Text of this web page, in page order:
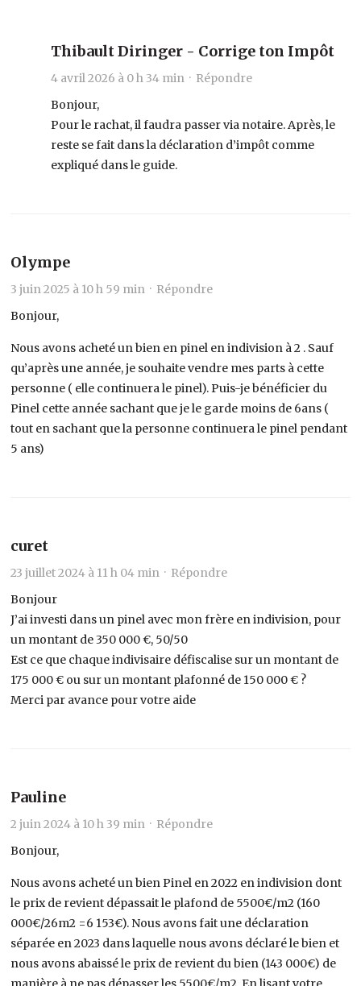
Thibault Diringer - Corrige ton Impôt
4 avril 2026 à 0 h 34 min · Répondre
Bonjour,
Pour le rachat, il faudra passer via notaire. Après, le
reste se fait dans la déclaration d’impôt comme
expliqué dans le guide.
Olympe
3 juin 2025 à 10 h 59 min · Répondre
Bonjour,
Nous avons acheté un bien en pinel en indivision à 2 . Sauf
qu’après une année, je souhaite vendre mes parts à cette
personne ( elle continuera le pinel). Puis-je bénéficier du
Pinel cette année sachant que je le garde moins de 6ans (
tout en sachant que la personne continuera le pinel pendant
5 ans)
curet
23 juillet 2024 à 11 h 04 min · Répondre
Bonjour
J’ai investi dans un pinel avec mon frère en indivision, pour
un montant de 350 000 €, 50/50
Est ce que chaque indivisaire défiscalise sur un montant de
175 000 € ou sur un montant plafonné de 150 000 € ?
Merci par avance pour votre aide
Pauline
2 juin 2024 à 10 h 39 min · Répondre
Bonjour,
Nous avons acheté un bien Pinel en 2022 en indivision dont
le prix de revient dépassait le plafond de 5500€/m2 (160
000€/26m2 =6 153€). Nous avons fait une déclaration
séparée en 2023 dans laquelle nous avons déclaré le bien et
nous avons abaissé le prix de revient du bien (143 000€) de